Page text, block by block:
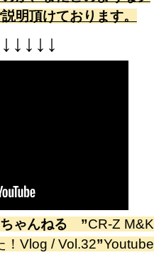
明頂けております。
↓ ↓ ↓ ↓ ↓
ゃんねる ”CR-Z M&K
！Vlog / Vol.32”Youtube